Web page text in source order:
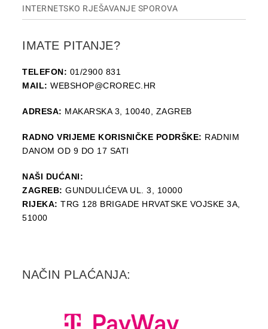
INTERNETSKO RJEŠAVANJE SPOROVA
IMATE PITANJE?
TELEFON: 01/2900 831
MAIL: WEBSHOP@CROREC.HR
ADRESA: MAKARSKA 3, 10040, ZAGREB
RADNO VRIJEME KORISNIČKE PODRŠKE: RADNIM
DANOM OD 9 DO 17 SATI
NAŠI DUĆANI:
ZAGREB: GUNDULIĆEVA UL. 3, 10000
RIJEKA: TRG 128 BRIGADE HRVATSKE VOJSKE 3A,
51000
NAČIN PLAĆANJA: